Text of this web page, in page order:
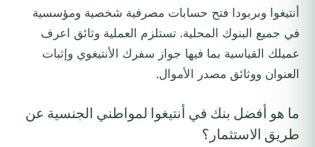
أنتيغوا وبربودا فتح حسابات مصرفية شخصية ومؤسسية
في جميع البنوك المحلية. تستلزم العملية وثائق اعرف
عميلك القياسية بما فيها جواز سفرك الأنتيغوي وإثبات
العنوان ووثائق مصدر الأموال.
ما هو أفضل بنك في أنتيغوا لمواطني الجنسية عن
طريق الاستثمار؟